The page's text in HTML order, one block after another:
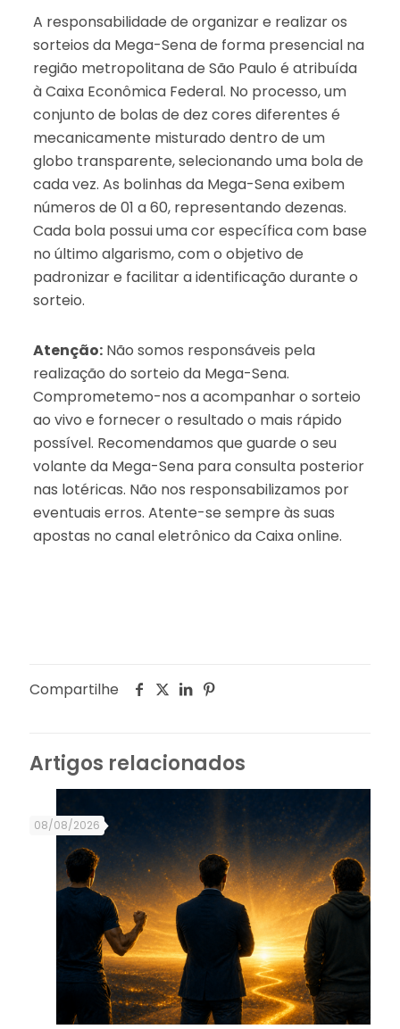
A responsabilidade de organizar e realizar os
sorteios da Mega-Sena de forma presencial na
região metropolitana de São Paulo é atribuída
à Caixa Econômica Federal. No processo, um
conjunto de bolas de dez cores diferentes é
mecanicamente misturado dentro de um
globo transparente, selecionando uma bola de
cada vez. As bolinhas da Mega-Sena exibem
números de 01 a 60, representando dezenas.
Cada bola possui uma cor específica com base
no último algarismo, com o objetivo de
padronizar e facilitar a identificação durante o
sorteio.
Atenção:Não somos responsáveis pela
realização do sorteio da Mega-Sena.
Comprometemo-nos a acompanhar o sorteio
ao vivo e fornecer o resultado o mais rápido
possível. Recomendamos que guarde o seu
volante da Mega-Sena para consulta posterior
nas lotéricas. Não nos responsabilizamos por
eventuais erros. Atente-se sempre às suas
apostas no canal eletrônico da Caixa online.
Compartilhe
Artigos relacionados
08/08/2026